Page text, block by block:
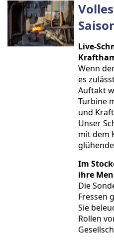
Live-
Wenn
es
Auftakt
Turbine
und
Unser
mit dem
Im
ihre
Die
Fressen
Sie
Rollen